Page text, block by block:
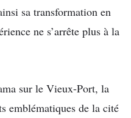
sa transformation en
ne s’arrête plus à la
sur le Vieux-Port, la
emblématiques de la cité